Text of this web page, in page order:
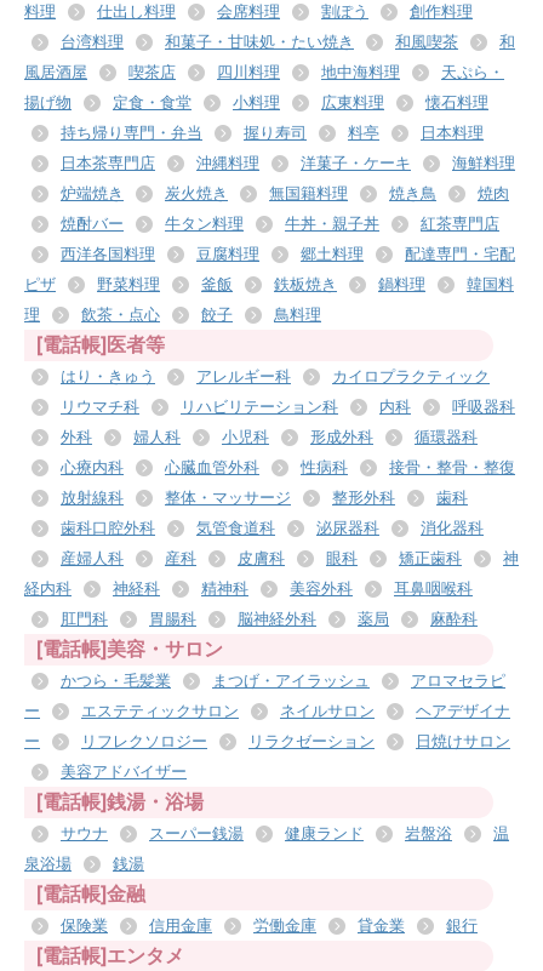
料理
仕出し料理 会席料理 割ぽう
創作料理
台湾料理
和菓子・甘味処・たい焼き 和風喫茶
和
風居酒屋
喫茶店 四川料理 地中海料理
天ぷら・
揚げ物
定食・食堂 小料理 広東料理
懐石料理
持ち帰り専門・弁当
握り寿司 料亭
日本料理
日本茶専門店
沖縄料理 洋菓子・ケーキ
海鮮料理
炉端焼き
炭火焼き 無国籍料理 焼き鳥
焼肉
焼酎バー
牛タン料理 牛丼・親子丼
紅茶専門店
西洋各国料理
豆腐料理 郷土料理
配達専門・宅配
ピザ
野菜料理 釜飯 鉄板焼き 鍋料理
韓国料
理
飲茶・点心 餃子 鳥料理
[電話帳]医者等
はり・きゅう アレルギー科
カイロプラクティック
リウマチ科
リハビリテーション科 内科
呼吸器科
外科
婦人科 小児科 形成外科
循環器科
心療内科
心臓血管外科 性病科
接骨・整骨・整復
放射線科
整体・マッサージ 整形外科
歯科
歯科口腔外科
気管食道科 泌尿器科
消化器科
産婦人科
産科 皮膚科 眼科 矯正歯科
神
経内科
神経科 精神科 美容外科
耳鼻咽喉科
肛門科
胃腸科 脳神経外科 薬局 麻酔科
[電話帳]美容・サロン
かつら・毛髪業 まつげ・アイラッシュ
アロマセラピ
ー
エステティックサロン ネイルサロン
ヘアデザイナ
ー
リフレクソロジー リラクゼーション
日焼けサロン
美容アドバイザー
[電話帳]銭湯・浴場
サウナ スーパー銭湯 健康ランド 岩盤浴
温
泉浴場
銭湯
[電話帳]金融
保険業 信用金庫 労働金庫 貸金業 銀行
[電話帳]エンタメ